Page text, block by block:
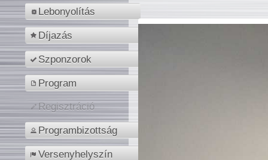
Lebonyolítás
Díjazás
Szponzorok
Program
Regisztráció
Programbizottság
Versenyhelyszín